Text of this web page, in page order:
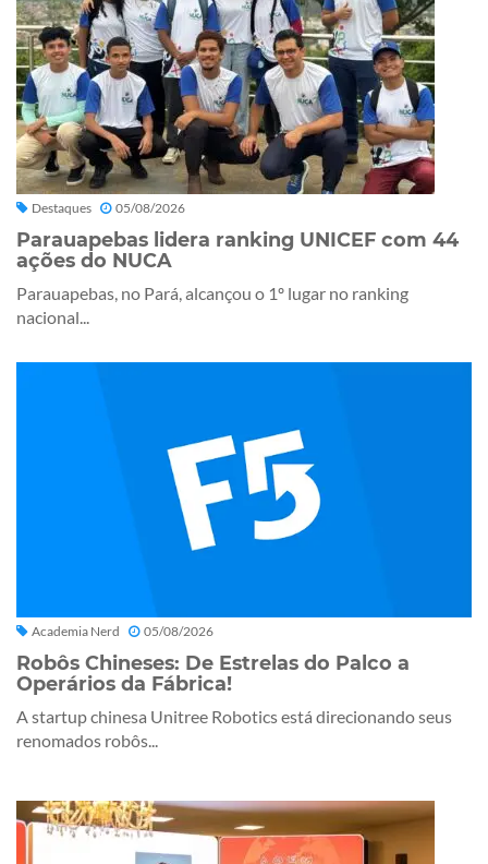
Destaques 05/08/2026
Parauapebas lidera ranking UNICEF com 44
ações do NUCA
Parauapebas, no Pará, alcançou o 1º lugar no ranking
nacional...
Academia Nerd 05/08/2026
Robôs Chineses: De Estrelas do Palco a
Operários da Fábrica!
A startup chinesa Unitree Robotics está direcionando seus
renomados robôs...